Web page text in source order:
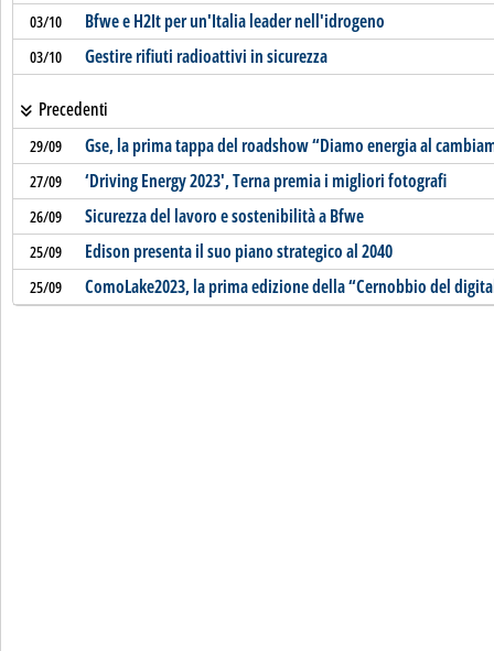
03/10 Bfwe e H2It per un'Italia leader nell'idrogeno
03/10 Gestire rifiuti radioattivi in sicurezza
Precedenti
29/09 Gse, la prima tappa del roadshow “Diamo energia al
27/09 ‘Driving Energy 2023', Terna premia i migliori fotografi
26/09 Sicurezza del lavoro e sostenibilità a Bfwe
25/09 Edison presenta il suo piano strategico al 2040
25/09 ComoLake2023, la prima edizione della “Cernobbio del